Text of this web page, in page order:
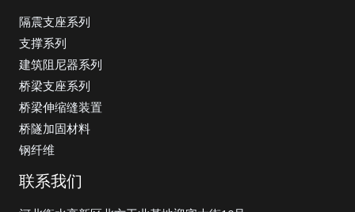
隔震支座系列
支撑系列
建筑阻尼器系列
桥梁支座系列
桥梁伸缩缝装置
桥隧加固材料
钢纤维
联系我们